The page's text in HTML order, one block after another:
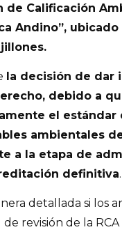
de Calificación
Andino”, ubicado
la decisión de dar
debido a
el estándar
ambientales
a la etapa de
definitiva.
detallada si los
revisión de la RCA